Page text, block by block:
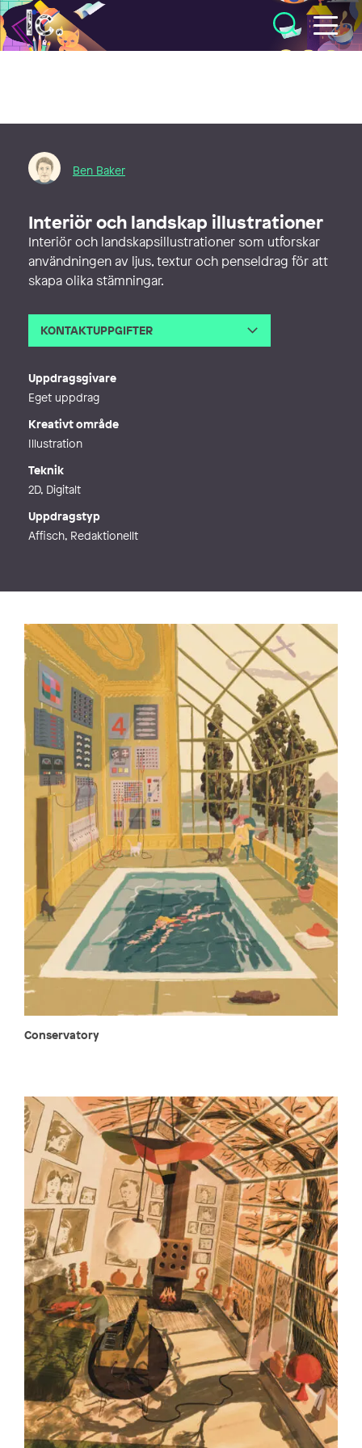
Illustratörcentrum
Ben Baker
Interiör och landskap illustrationer
Interiör och landskapsillustrationer som utforskar
användningen av ljus, textur och penseldrag för att
skapa olika stämningar.
KONTAKTUPPGIFTER
Uppdragsgivare
Eget uppdrag
Kreativt område
Illustration
Teknik
2D, Digitalt
Uppdragstyp
Affisch, Redaktionellt
Conservatory